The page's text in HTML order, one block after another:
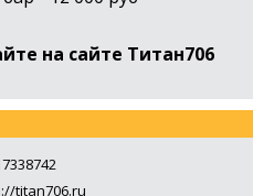
на сайте Титан706
titan706.ru